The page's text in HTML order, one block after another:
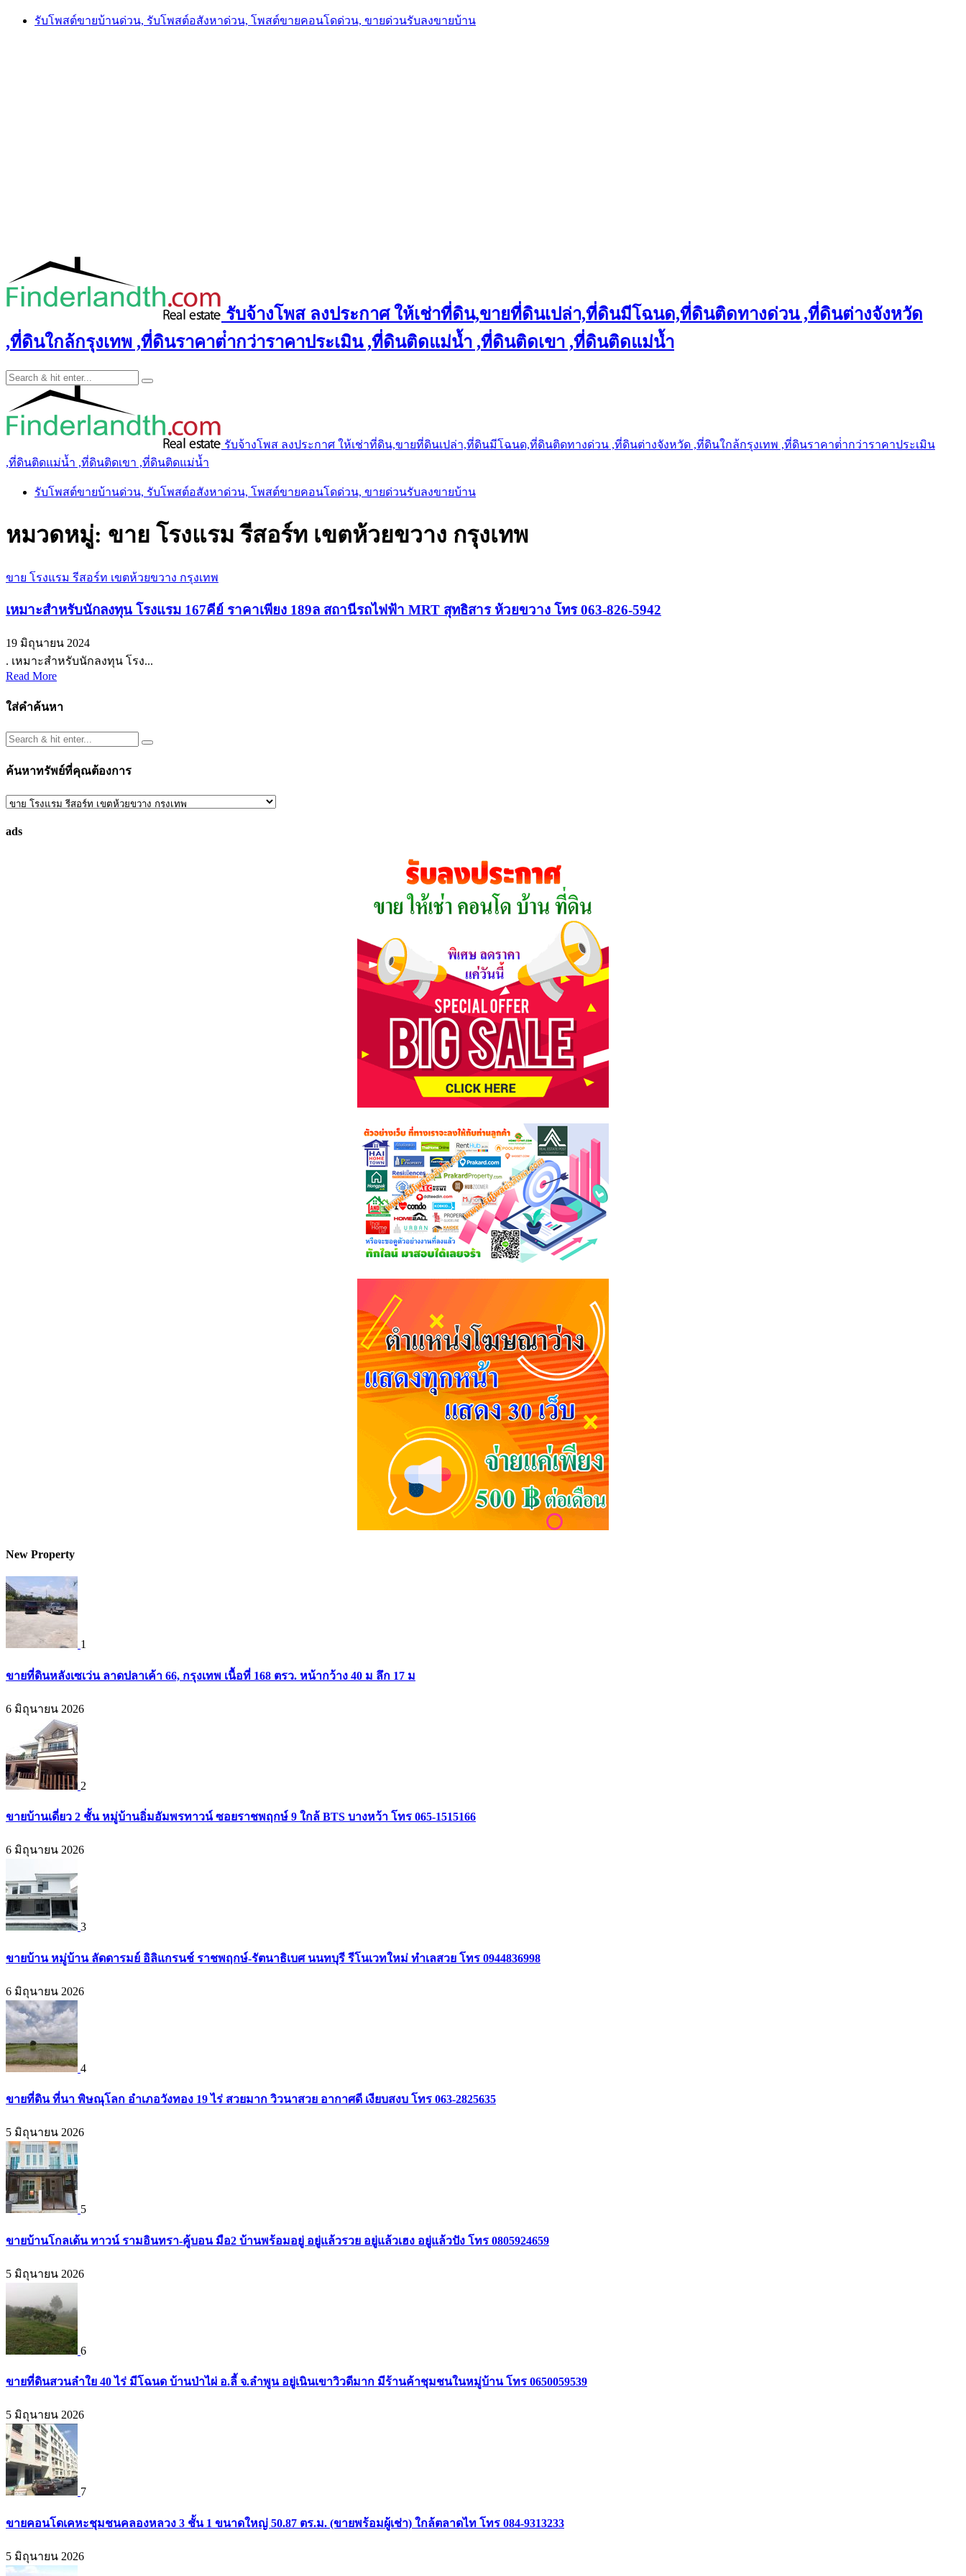
Skip
รับโพสต์ขายบ้านด่วน, รับโพสต์อสังหาด่วน, โพสต์ขายคอนโดด่วน, ขายด่วนรับลงขายบ้าน
รับจ้างโพส ลงประกาศ ให้เช่าที่ดิน,ขายที่ดินเปล่า,ที่ดินมีโฉนด,ที่ดินติดทางด่วน ,ที่ดินต่างจังหวัด
,ที่ดินใกล้กรุงเทพ ,ที่ดินราคาต่ํากว่าราคาประเมิน ,ที่ดินติดแม่น้ำ ,ที่ดินติดเขา ,ที่ดินติดแม่น้ำ
รับจ้างโพส ลงประกาศ ให้เช่าที่ดิน,ขายที่ดินเปล่า,ที่ดินมีโฉนด,ที่ดินติดทางด่วน ,ที่ดินต่างจังหวัด ,ที่ดินใกล้กรุงเทพ ,ที่ดินราคาต่ํากว่าราคาประเมิน
,ที่ดินติดแม่น้ำ ,ที่ดินติดเขา ,ที่ดินติดแม่น้ำ
รับโพสต์ขายบ้านด่วน, รับโพสต์อสังหาด่วน, โพสต์ขายคอนโดด่วน, ขายด่วนรับลงขายบ้าน
หมวดหมู่: ขาย โรงแรม รีสอร์ท เขตห้วยขวาง กรุงเทพ
ขาย โรงแรม รีสอร์ท เขตห้วยขวาง กรุงเทพ
เหมาะสำหรับนักลงทุน โรงแรม 167คีย์ ราคาเพียง 189ล สถานีรถไฟฟ้า MRT สุทธิสาร ห้วยขวาง โทร 063-826-5942
19 มิถุนายน 2024
. เหมาะสำหรับนักลงทุน โรง...
Read More
ใส่คำค้นหา
ค้นหาทรัพย์ที่คุณต้องการ
ค้นหา
ที่
ads
New Property
1
ขายที่ดินหลังเซเว่น ลาดปลาเค้า 66, กรุงเทพ เนื้อที่ 168 ตรว. หน้ากว้าง 40 ม ลึก 17 ม
6 มิถุนายน 2026
2
ขายบ้านเดี่ยว 2 ชั้น หมู่บ้านอิ่มอัมพรทาวน์ ซอยราชพฤกษ์ 9 ใกล้ BTS บางหว้า โทร 065-1515166
6 มิถุนายน 2026
3
ขายบ้าน หมู่บ้าน ลัดดารมย์ อิลิแกรนช์ ราชพฤกษ์-รัตนาธิเบศ นนทบุรี รีโนเวทใหม่ ทำเลสวย โทร 0944836998
6 มิถุนายน 2026
4
ขายที่ดิน ที่นา พิษณุโลก อำเภอวังทอง 19 ไร่ สวยมาก วิวนาสวย อากาศดี เงียบสงบ โทร 063-2825635
5 มิถุนายน 2026
5
ขายบ้านโกลเด้น ทาวน์ รามอินทรา-คู้บอน มือ2 บ้านพร้อมอยู่ อยู่แล้วรวย อยู่แล้วเฮง อยู่แล้วปัง โทร 0805924659
5 มิถุนายน 2026
6
ขายที่ดินสวนลำใย 40 ไร่ มีโฉนด บ้านป่าไผ่ อ.ลี้ จ.ลำพูน อยู่เนินเขาวิวดีมาก มีร้านค้าชุมชนในหมู่บ้าน โทร 0650059539
5 มิถุนายน 2026
7
ขายคอนโดเคหะชุมชนคลองหลวง 3 ชั้น 1 ขนาดใหญ่ 50.87 ตร.ม. (ขายพร้อมผู้เช่า) ใกล้ตลาดไท โทร 084-9313233
5 มิถุนายน 2026